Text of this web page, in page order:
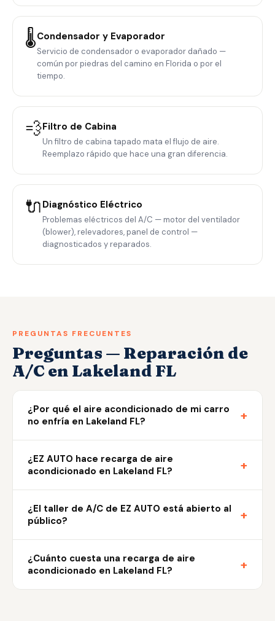
🌡️Condensador y Evaporador
Servicio de condensador o evaporador dañado —
común por piedras del camino en Florida o por el
tiempo.
💨Filtro de Cabina
Un filtro de cabina tapado mata el flujo de aire.
Reemplazo rápido que hace una gran diferencia.
🔌 Diagnóstico Eléctrico
Problemas eléctricos del A/C — motor del ventilador
(blower), relevadores, panel de control —
diagnosticados y reparados.
PREGUNTAS FRECUENTES
Preguntas — Reparación de
A/C en Lakeland FL
¿Por qué el aire acondicionado de mi carro
no enfría en Lakeland FL?
+
¿EZ AUTO hace recarga de aire
acondicionado en Lakeland FL?
+
¿El taller de A/C de EZ AUTO está abierto al
público?
+
¿Cuánto cuesta una recarga de aire
acondicionado en Lakeland FL?
+